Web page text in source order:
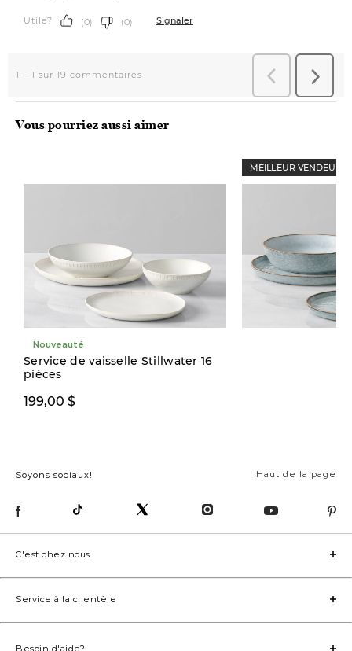
Vous pourriez aussi aimer
Nouveauté
Service de vaisselle Stillwater 16
pièces
199,00 $
MEILLEUR VENDEUR
Haut de la page
Soyons sociaux!
C'est chez nous
Service à la clientèle
Besoin d'aide?